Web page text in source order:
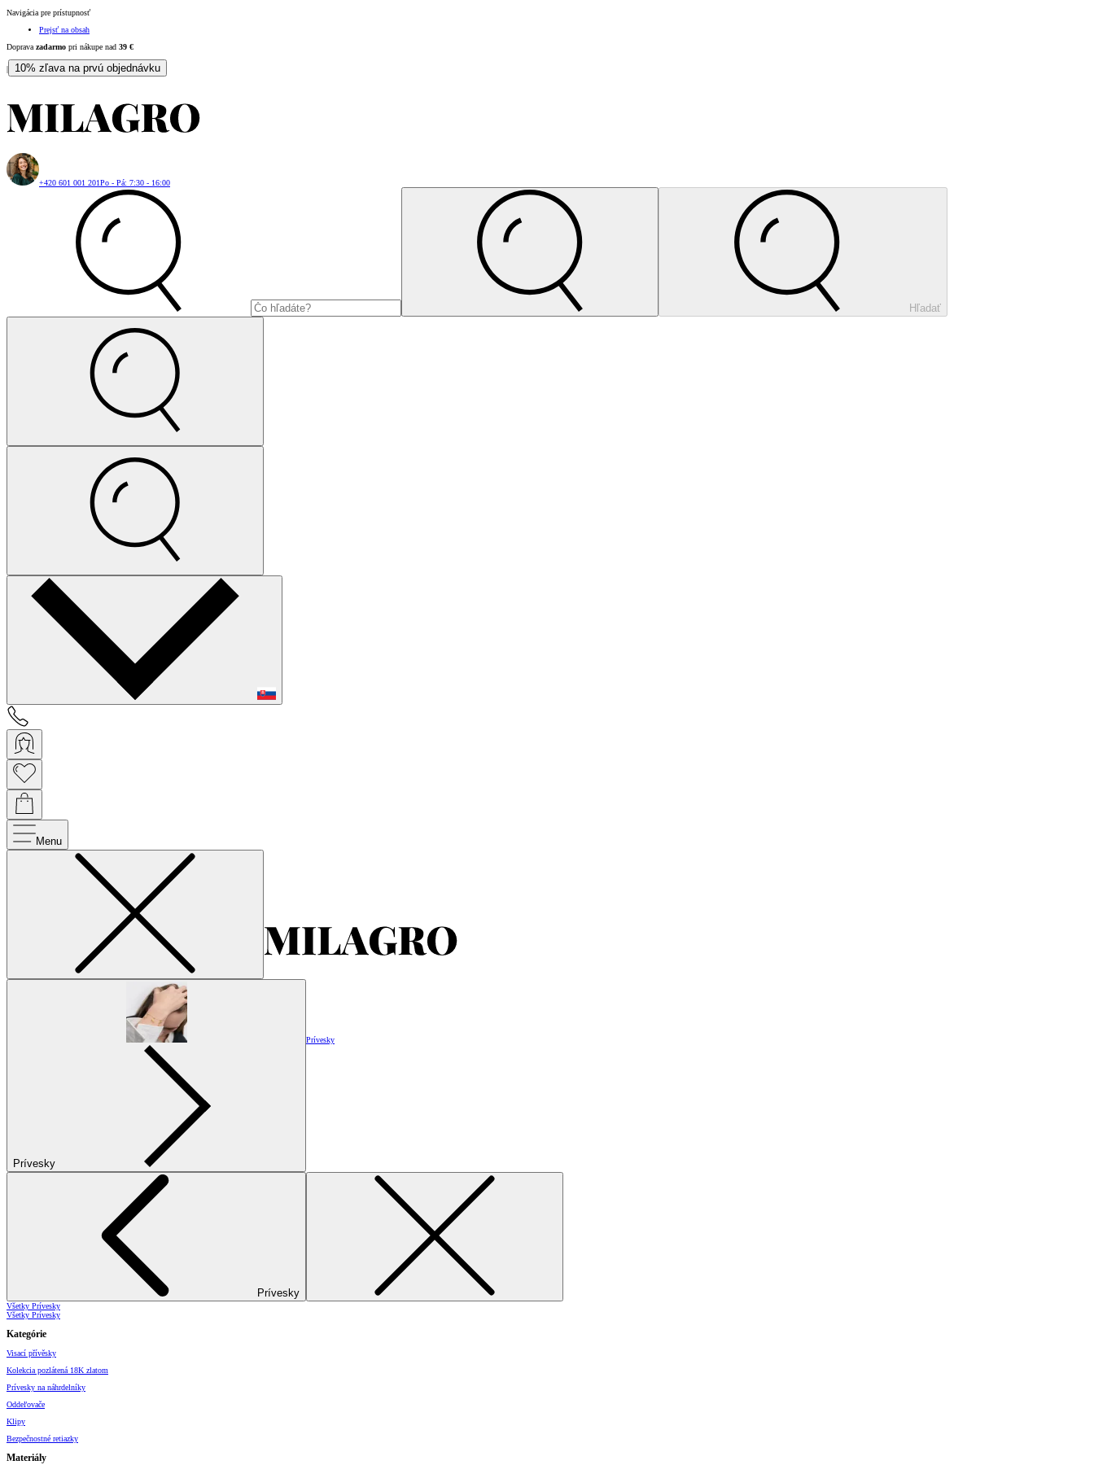
Navigácia pre prístupnosť
Prejsť na obsah
Doprava zadarmo pri nákupe nad 39 €
| 10% zľava na prvú objednávku
+420 601 001 201Po - Pá: 7:30 - 16:00
Hľadať
Menu
Prívesky
Prívesky
Prívesky
Všetky Prívesky
Všetky Prívesky
Kategórie
Visací přívěsky
Kolekcia pozlátená 18K zlatom
Prívesky na náhrdelníky
Oddeľovače
Klipy
Bezpečnostné retiazky
Materiály